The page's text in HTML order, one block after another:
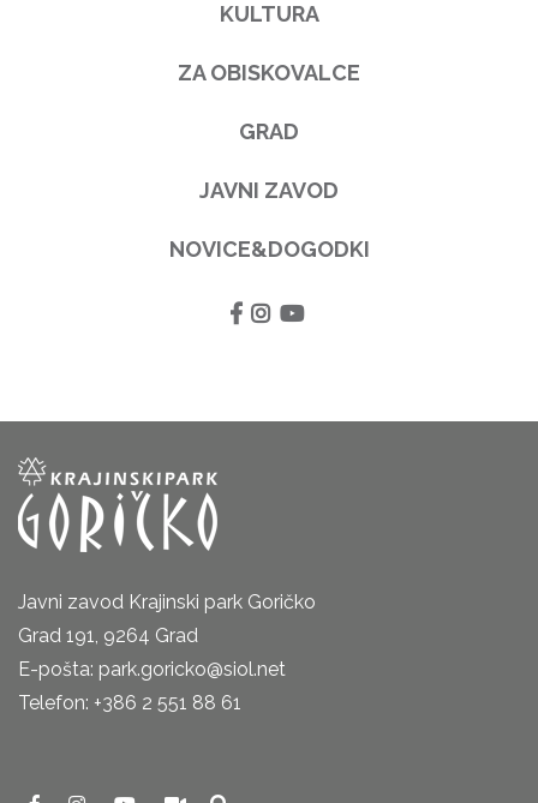
KULTURA
ZA OBISKOVALCE
GRAD
JAVNI ZAVOD
NOVICE&DOGODKI
Javni zavod Krajinski park Goričko
Grad 191, 9264 Grad
E-pošta: park.goricko@siol.net
Telefon: +386 2 551 88 61